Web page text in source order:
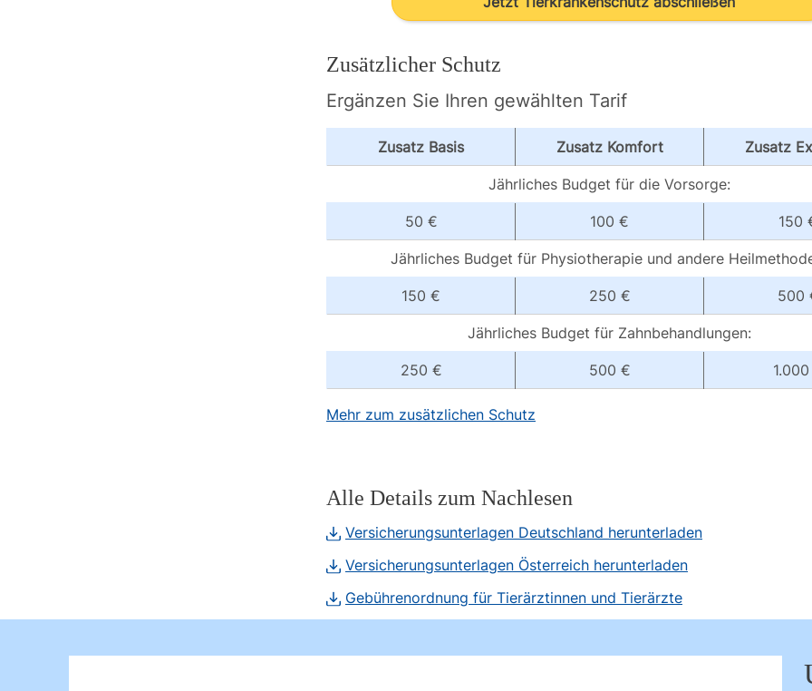
Zusätzlicher Schutz
Ergänzen Sie Ihren gewählten Tarif
Zusatz Basis Zusatz Komfort Zusatz
Jährliches Budget für die Vorsorge:
50 € 100 € 150
Jährliches Budget für Physiotherapie und andere
150 € 250 € 500
Jährliches Budget für Zahnbehandlungen:
250 € 500 €
Mehr zum zusätzlichen Schutz
Alle Details zum Nachlesen
Versicherungsunterlagen Deutschland herunterladen
Versicherungsunterlagen Österreich herunterladen
Gebührenordnung für Tierärztinnen und Tierärzte